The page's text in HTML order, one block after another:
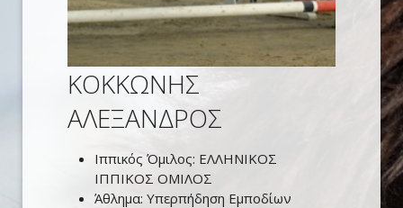
ΚΟΚΚΩΝΗΣ
ΑΛΕΞΑΝΔΡΟΣ
Ιππικός Όμιλος: ΕΛΛΗΝΙΚΟΣ
ΙΠΠΙΚΟΣ ΟΜΙΛΟΣ
Άθλημα: Υπερπήδηση Εμποδίων